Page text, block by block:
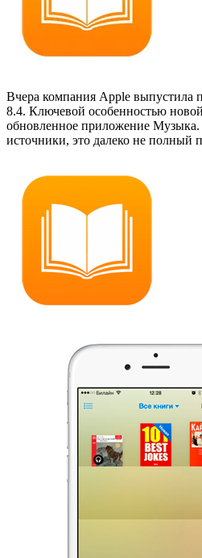
Вчера компания Apple выпустила
8.4. Ключевой особенностью
обновленное приложение
источники, это далеко не полный